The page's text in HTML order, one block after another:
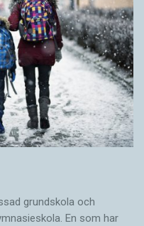
grundskola och
En som har